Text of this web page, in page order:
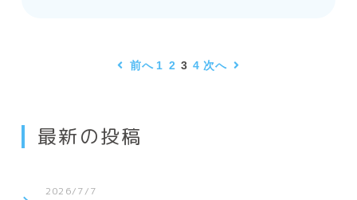
前へ 1 2 3 4 次へ
最新の投稿
2026/7/7